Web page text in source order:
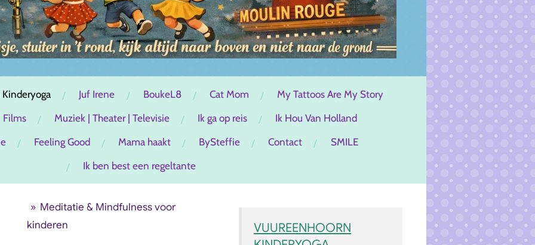
Juf Irene BoukeL8 Cat Mom
My Tattoos Are My Story
Films Muziek | Theater | Televisie Ik ga op reis
Ik Hou Van Holland
Feeling Good Mama haakt BySteffie Contact
SMILE
Ik ben best een regeltante
» Meditatie & Mindfulness voor
kinderen
VUUREENHOORN